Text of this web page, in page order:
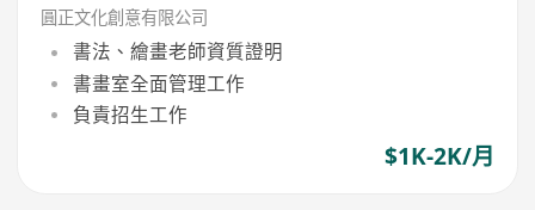
圓正文化創意有限公司
書法、繪畫老師資質證明
書畫室全面管理工作
負責招生工作
$1K-2K/月